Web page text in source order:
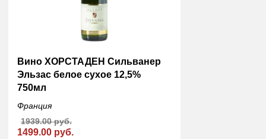
Вино ХОРСТАДЕН Сильванер
Эльзас белое сухое 12,5%
750мл
Франция
1499.00 руб.
1939.00 руб.